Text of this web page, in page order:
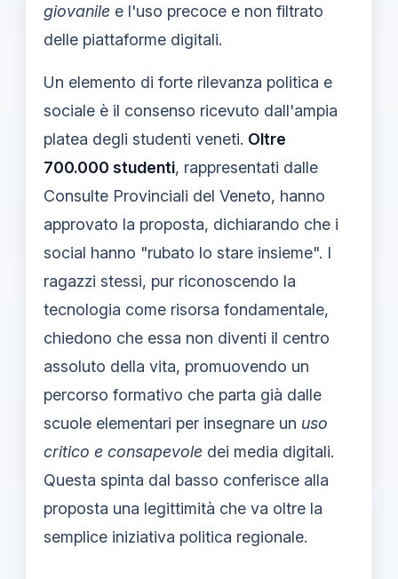
giovanile e l'uso precoce e non filtrato
delle piattaforme digitali.
Un elemento di forte rilevanza politica e
sociale è il consenso ricevuto dall'ampia
platea degli studenti veneti. Oltre
700.000 studenti, rappresentati dalle
Consulte Provinciali del Veneto, hanno
approvato la proposta, dichiarando che i
social hanno "rubato lo stare insieme". I
ragazzi stessi, pur riconoscendo la
tecnologia come risorsa fondamentale,
chiedono che essa non diventi il centro
assoluto della vita, promuovendo un
percorso formativo che parta già dalle
scuole elementari per insegnare un uso
critico e consapevole dei media digitali.
Questa spinta dal basso conferisce alla
proposta una legittimità che va oltre la
semplice iniziativa politica regionale.